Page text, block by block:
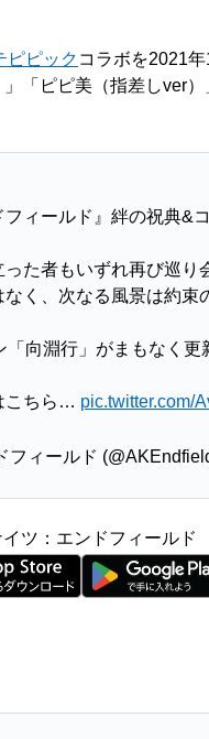
ピピック コラボを2021
「ピピ美（指差しver）
フィールド』絆の祝典&
た者もいずれ再び巡り
く、次なる風景は約束
向淵行」がまもなく更
こちら… pic.twitter.com/
ィールド
ツ：エンドフィールド